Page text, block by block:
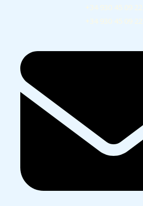
+34 930 45 09 22
+34 930 45 09 22